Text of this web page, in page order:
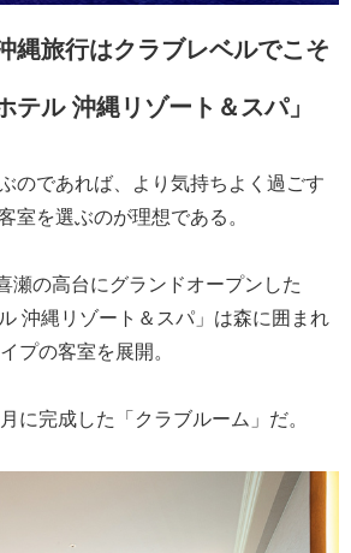
縄旅行はクラブレベルでこそ
テル 沖縄リゾート＆スパ」
のであれば、より気持ちよく過ごす
室を選ぶのが理想である。
瀬の高台にグランドオープンした
沖縄リゾート＆スパ」は森に囲まれ
プの客室を展開。
に完成した「クラブルーム」だ。